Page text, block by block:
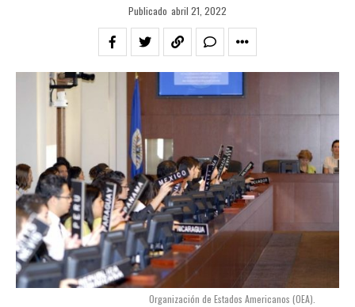
Publicado abril 21, 2022
Organización de Estados Americanos (OEA).